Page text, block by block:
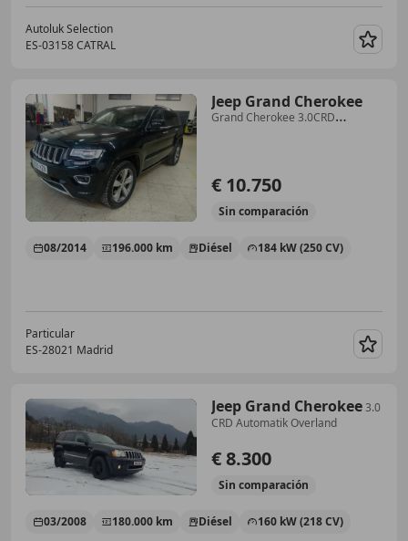
Autoluk Selection
ES-03158 CATRAL
Jeep Grand Cherokee
Grand Cherokee 3.0CRD
€ 10.750
Sin comparación
08/2014 196.000 km Diésel 184 kW (250 CV)
Particular
ES-28021 Madrid
Jeep Grand Cherokee3.0
CRD Automatik Overland
€ 8.300
Sin comparación
03/2008 180.000 km Diésel 160 kW (218 CV)